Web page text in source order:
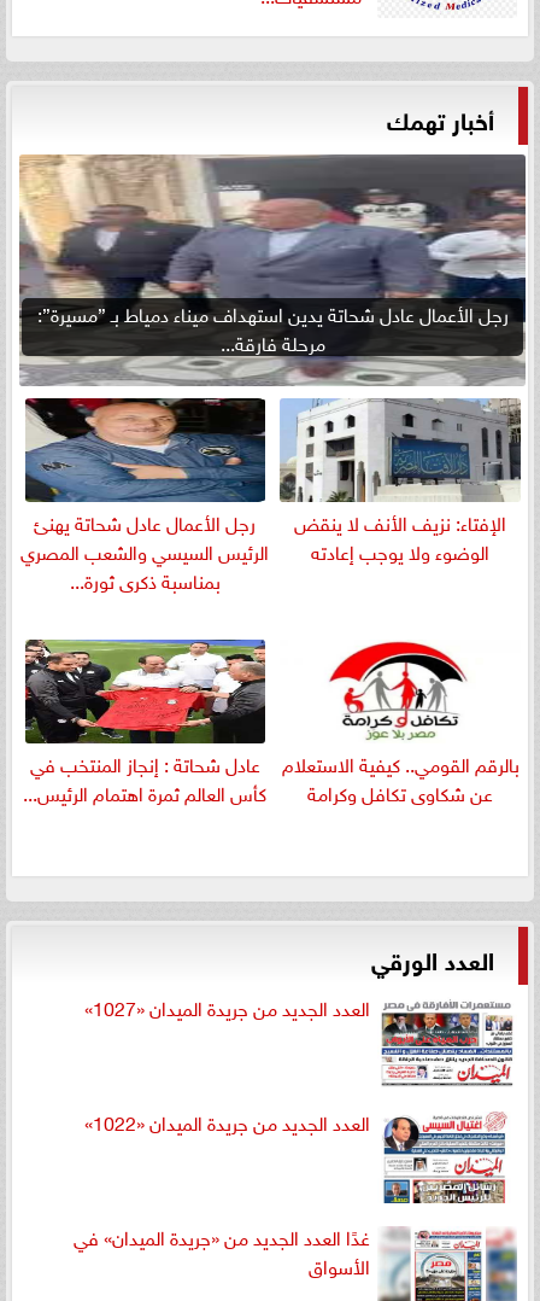
أخبار تهمك
رجل الأعمال عادل شحاتة يدين استهداف ميناء دمياط بـ ”مسيرة”:
مرحلة فارقة...
الإفتاء: نزيف الأنف لا ينقض
الوضوء ولا يوجب إعادته
رجل الأعمال عادل شحاتة يهنئ
الرئيس السيسي والشعب المصري
بمناسبة ذكرى ثورة...
بالرقم القومي.. كيفية الاستعلام
عن شكاوى تكافل وكرامة
عادل شحاتة : إنجاز المنتخب في
كأس العالم ثمرة اهتمام الرئيس...
العدد الورقي
العدد الجديد من جريدة الميدان «1027»
العدد الجديد من جريدة الميدان «1022»
غدًا العدد الجديد من «جريدة الميدان» في
الأسواق